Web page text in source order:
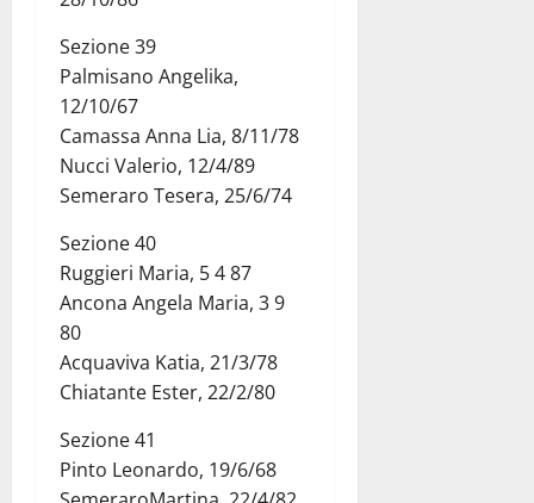
Sezione 39
Palmisano Angelika,
12/10/67
Camassa Anna Lia, 8/11/78
Nucci Valerio, 12/4/89
Semeraro Tesera, 25/6/74
Sezione 40
Ruggieri Maria, 5 4 87
Ancona Angela Maria, 3 9
80
Acquaviva Katia, 21/3/78
Chiatante Ester, 22/2/80
Sezione 41
Pinto Leonardo, 19/6/68